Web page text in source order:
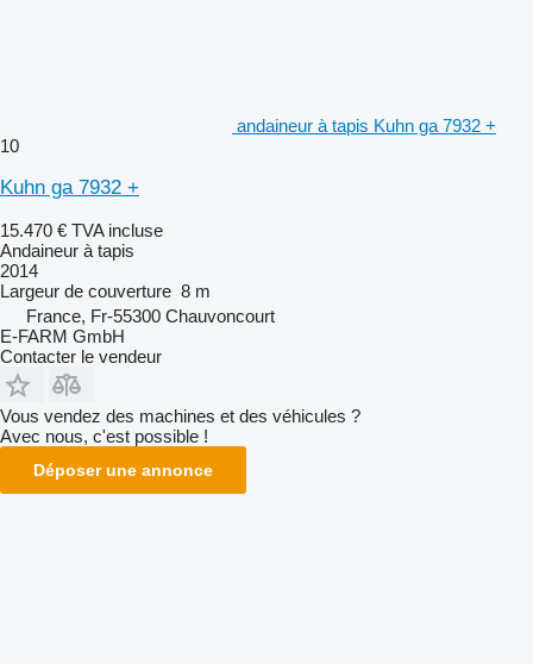
andaineur à tapis Kuhn ga 7932 +
10
Kuhn ga 7932 +
15.470 € TVA incluse
Andaineur à tapis
2014
Largeur de couverture 8 m
France, Fr-55300 Chauvoncourt
E-FARM GmbH
Contacter le vendeur
Vous vendez des machines et des véhicules ?
Avec nous, c'est possible !
Déposer une annonce